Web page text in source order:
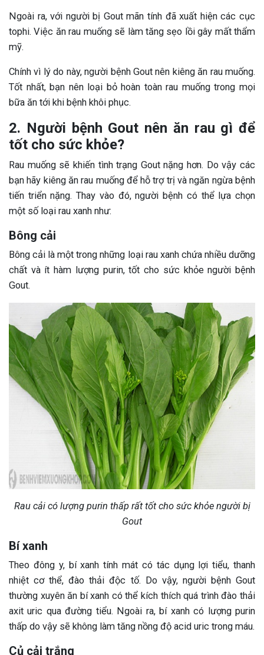
Ngoài ra, với người bị Gout mãn tính đã xuất hiện các cục
tophi. Việc ăn rau muống sẽ làm tăng sẹo lồi gây mất thẩm
mỹ.
Chính vì lý do này, người bệnh Gout nên kiêng ăn rau muống.
Tốt nhất, bạn nên loại bỏ hoàn toàn rau muống trong mọi
bữa ăn tới khi bệnh khôi phục.
2. Người bệnh Gout nên ăn rau gì để
tốt cho sức khỏe?
Rau muống sẽ khiến tình trạng Gout nặng hơn. Do vậy các
bạn hãy kiêng ăn rau muống để hỗ trợ trị và ngăn ngừa bệnh
tiến triển nặng. Thay vào đó, người bệnh có thể lựa chọn
một số loại rau xanh như:
Bông cải
Bông cải là một trong những loại rau xanh chứa nhiều dưỡng
chất và ít hàm lượng purin, tốt cho sức khỏe người bệnh
Gout.
Rau cải có lượng purin thấp rất tốt cho sức khỏe người bị
Gout
Bí xanh
Theo đông y, bí xanh tính mát có tác dụng lợi tiểu, thanh
nhiệt cơ thể, đào thải độc tố. Do vậy, người bệnh Gout
thường xuyên ăn bí xanh có thể kích thích quá trình đào thải
axit uric qua đường tiểu. Ngoài ra, bí xanh có lượng purin
thấp do vậy sẽ không làm tăng nồng độ acid uric trong máu.
Củ cải trắng